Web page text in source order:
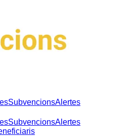
SubvencionsAlertes
SubvencionsAlertes